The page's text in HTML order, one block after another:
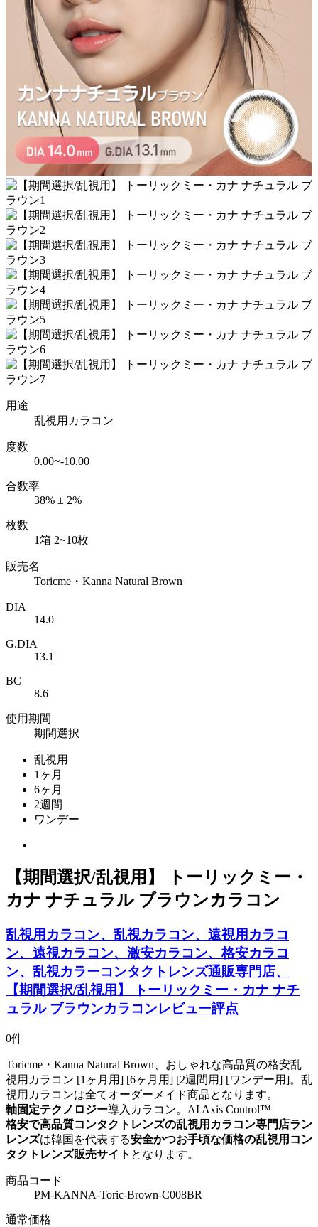
用途
乱視用カラコン
度数
0.00~-10.00
合数率
38% ± 2%
枚数
1箱 2~10枚
販売名
Toricme・Kanna Natural Brown
DIA
14.0
G.DIA
13.1
BC
8.6
使用期間
期間選択
乱視用
1ヶ月
6ヶ月
2週間
ワンデー
【期間選択/乱視用】 トーリックミー・
カナ ナチュラル ブラウンカラコン
乱視用カラコン、乱視カラコン、遠視用カラコ
ン、遠視カラコン、激安カラコン、格安カラコ
ン、乱視カラーコンタクトレンズ通販専門店、
【期間選択/乱視用】 トーリックミー・カナ ナチ
ュラル ブラウンカラコンレビュー評点
0件
Toricme・Kanna Natural Brown、おしゃれな高品質の格安乱
視用カラコン [1ヶ月用] [6ヶ月用] [2週間用] [ワンデー用]。乱
視用カラコンは全てオーダーメイド商品となります。
軸固定テクノロジー導入カラコン。 AI Axis Control™
格安で高品質コンタクトレンズの乱視用カラコン専門店ラン
レンズは韓国を代表する安全かつお手頃な価格の乱視用コン
タクトレンズ販売サイト となります。
商品コード
PM-KANNA-Toric-Brown-C008BR
通常価格